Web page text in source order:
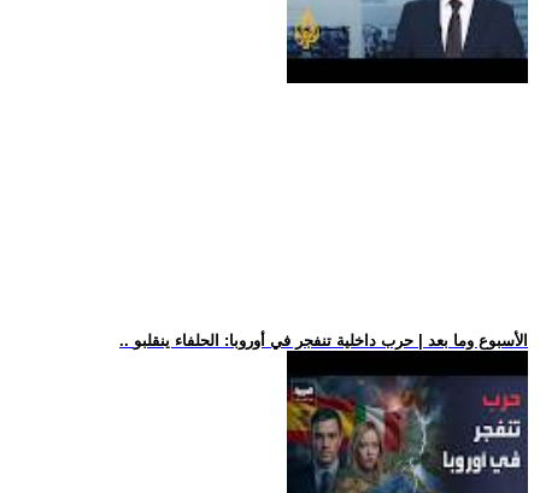
.. الأسبوع وما بعد | حرب داخلية تنفجر في أوروبا: الحلفاء ينقلبو